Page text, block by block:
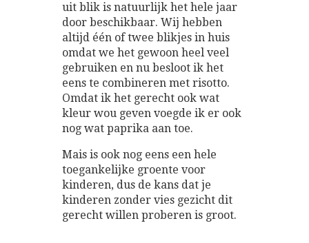
uit blik is natuurlijk het hele jaar
door beschikbaar. Wij hebben
altijd één of twee blikjes in huis
omdat we het gewoon heel veel
gebruiken en nu besloot ik het
eens te combineren met risotto.
Omdat ik het gerecht ook wat
kleur wou geven voegde ik er ook
nog wat paprika aan toe.
Mais is ook nog eens een hele
toegankelijke groente voor
kinderen, dus de kans dat je
kinderen zonder vies gezicht dit
gerecht willen proberen is groot.